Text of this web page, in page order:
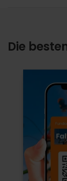
Die